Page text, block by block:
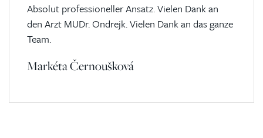
Absolut professioneller Ansatz. Vielen Dank an
den Arzt MUDr. Ondrejk. Vielen Dank an das ganze
Team.
Markéta Černoušková